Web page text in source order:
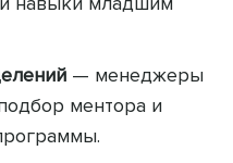
— менеджеры
ментора и